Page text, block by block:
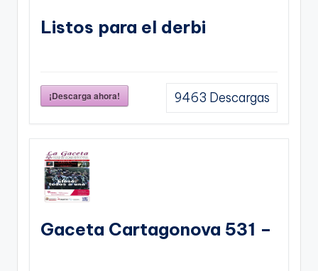
Listos para el derbi
¡Descarga ahora! 9463 Descargas
Gaceta Cartagonova 531 –